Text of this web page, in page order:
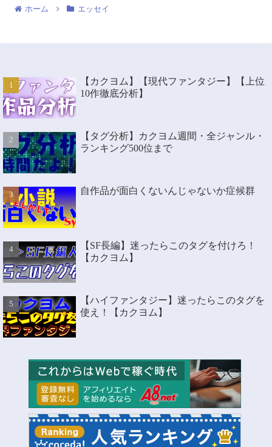
ホーム エッセイ
【カクヨム】【現代ファンタジー】【上位
10作徹底分析】
【タグ分析】カクヨム週間・全ジャンル・
ランキング500位まで
自作品が面白くないんじゃないか症候群
【SF長編】迷ったらこのタグを付けろ！
【カクヨム】
【ハイファンタジー】迷ったらこのタグを
使え！【カクヨム】